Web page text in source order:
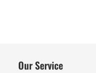
Our Service